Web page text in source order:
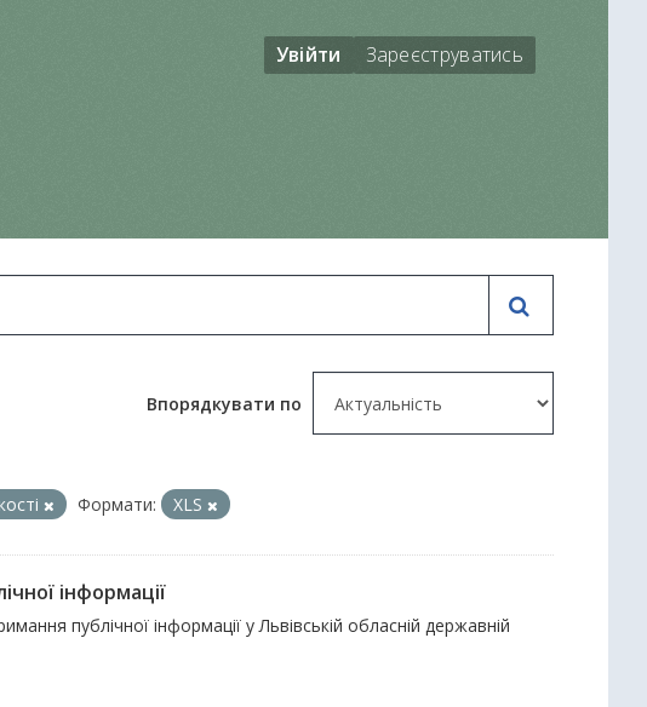
Увійти Зареєструватись
Впорядкувати по
Формати: XLS
інформації
публічної інформації у Львівській обласній державній